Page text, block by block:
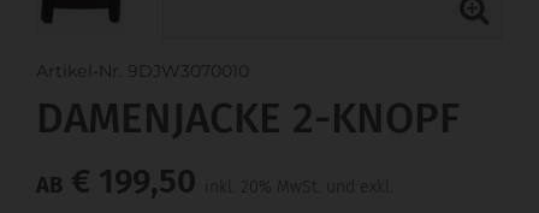
Artikel-Nr. 9DJW3070010
DAMENJACKE 2-KNOPF
AB € 199,50
inkl. 20% MwSt. und exkl.